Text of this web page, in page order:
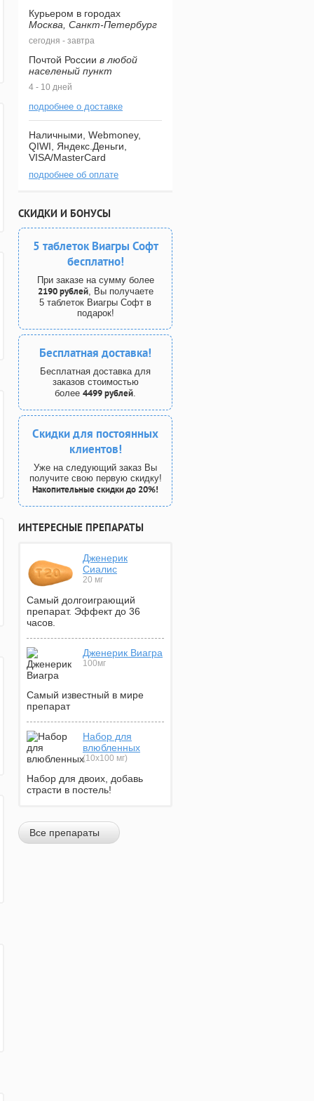
Курьером в городах
Москва, Санкт-Петербург
сегодня - завтра
Почтой России в любой
населеный пункт
4 - 10 дней
подробнее о доставке
Наличными, Webmoney,
QIWI, Яндекс.Деньги,
VISA/MasterCard
подробнее об оплате
СКИДКИ И БОНУСЫ
5 таблеток Виагры Софт
бесплатно!
При заказе на сумму более
2190 рублей, Вы получаете
5 таблеток Виагры Софт в
подарок!
Бесплатная доставка!
Бесплатная доставка для
заказов стоимостью
более 4499 рублей.
Скидки для постоянных
клиентов!
Уже на следующий заказ Вы
получите свою первую скидку!
Накопительные скидки до 20%!
ИНТЕРЕСНЫЕ ПРЕПАРАТЫ
Дженерик
Сиалис
20 мг
Самый долгоиграющий
препарат. Эффект до 36
часов.
Дженерик Виагра
100мг
Самый известный в мире
препарат
Набор для
влюбленных
(10х100 мг)
Набор для двоих, добавь
страсти в постель!
Все препараты